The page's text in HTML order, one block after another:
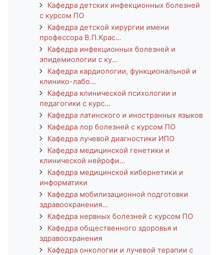
Кафедра детских инфекционных болезней
с курсом ПО
Кафедра детской хирургии имени
профессора В.П.Крас...
Кафедра инфекционных болезней и
эпидемиологии с ку...
Кафедра кардиологии, функциональной и
клинико-лабо...
Кафедра клинической психологии и
педагогики с курс...
Кафедра латинского и иностранных языков
Кафедра лор болезней с курсом ПО
Кафедра лучевой диагностики ИПО
Кафедра медицинской генетики и
клинической нейрофи...
Кафедра медицинской кибернетики и
информатики
Кафедра мобилизационной подготовки
здравоохранения...
Кафедра нервных болезней с курсом ПО
Кафедра общественного здоровья и
здравоохранения
Кафедра онкологии и лучевой терапии с